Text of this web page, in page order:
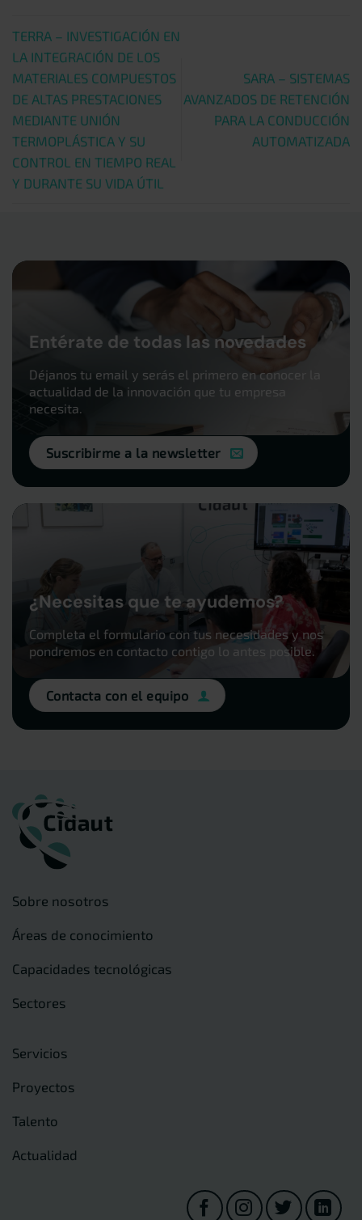
TERRA – INVESTIGACIÓN EN
LA INTEGRACIÓN DE LOS
MATERIALES COMPUESTOS
DE ALTAS PRESTACIONES
MEDIANTE UNIÓN
TERMOPLÁSTICA Y SU
CONTROL EN TIEMPO REAL
Y DURANTE SU VIDA ÚTIL
SARA – SISTEMAS
AVANZADOS DE RETENCIÓN
PARA LA CONDUCCIÓN
AUTOMATIZADA
Entérate de todas las novedades
Déjanos tu email y serás el primero en conocer la
actualidad de la innovación que tu empresa
necesita.
Suscribirme a la newsletter
¿Necesitas que te ayudemos?
Completa el formulario con tus necesidades y nos
pondremos en contacto contigo lo antes posible.
Contacta con el equipo
Sobre nosotros
Áreas de conocimiento
Capacidades tecnológicas
Sectores
Servicios
Proyectos
Talento
Actualidad